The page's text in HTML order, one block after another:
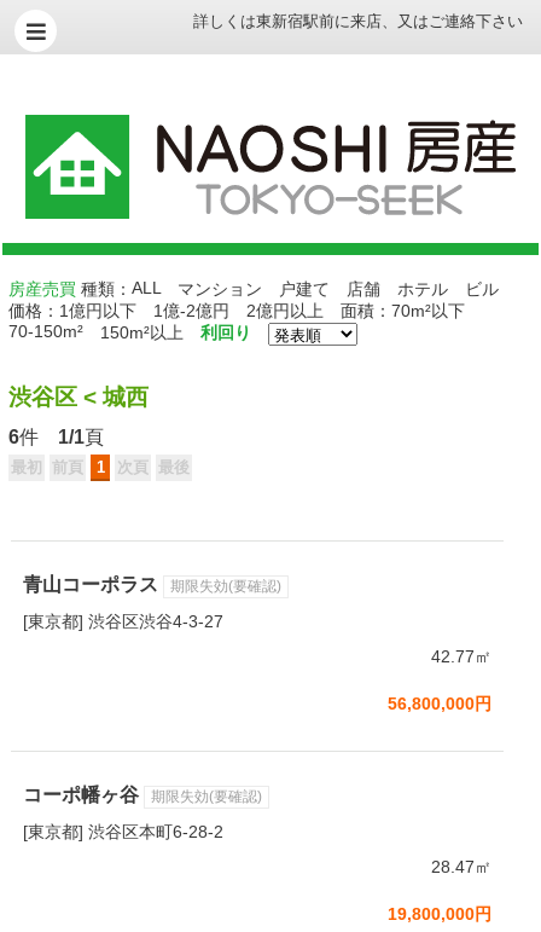
詳しくは東新宿駅前に来店、 又はご連絡下さい
房産売買 種類： ALL マンション 户建て 店舗 ホテル
ビル
価格： 1億円以下 1億-2億円 2億円以上 面積： 70m²以下
70-150m²
150m²以上 利回り
渋谷区 <城西
6件 1/1頁
青山コーポラス 期限失効(要確認)
[東京都] 渋谷区渋谷4-3-27
42.77㎡
56,800,000円
コーポ幡ヶ谷 期限失効(要確認)
[東京都] 渋谷区本町6-28-2
28.47㎡
19,800,000円